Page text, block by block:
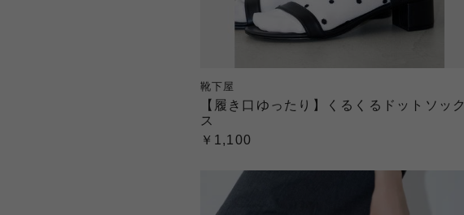
靴下屋
【履き口ゆったり】くるくるドットソック
ス
￥1,100